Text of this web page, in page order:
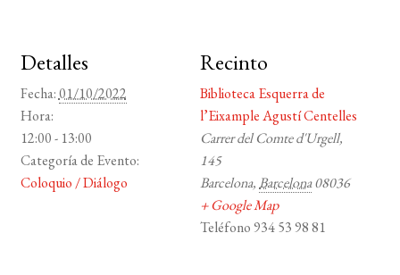
Detalles
Fecha:01/10/2022
Hora:
12:00 - 13:00
Categoría de Evento:
Coloquio / Diálogo
Recinto
Biblioteca Esquerra de
l’Eixample Agustí Centelles
Carrer del Comte d'Urgell,
145
Barcelona,Barcelona08036
+ Google Map
Teléfono 934 53 98 81